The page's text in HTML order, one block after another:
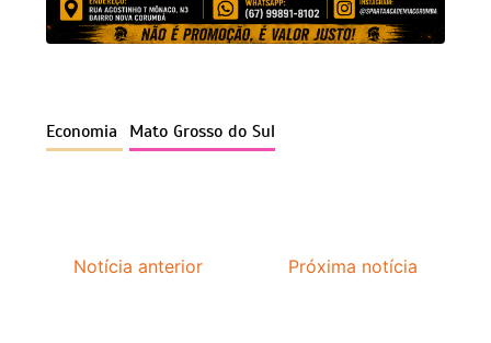
Economia Mato Grosso do Sul
Notícia anterior Próxima notícia